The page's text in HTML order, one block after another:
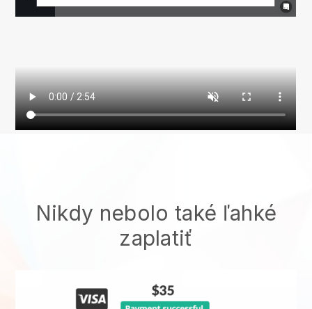
Nikdy nebolo také ľahké
zaplatiť